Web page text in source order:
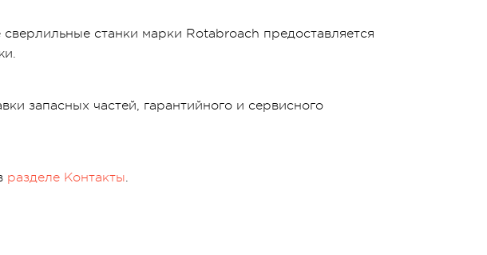
станки марки Rotabroach предоставляется
запасных частей, гарантийного и сервисного
разделе Контакты.